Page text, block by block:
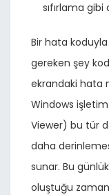
sıfırlama
Bir hata koduyla
gereken şey
ekrandaki hata
Windows
Viewer) bu tür
daha
sunar. Bu
oluştuğu